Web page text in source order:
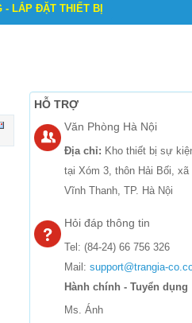
- LẮP ĐẶT THIẾT BỊ
HỖ TRỢ
Văn Phòng Hà Nội
Địa chỉ: Kho thiết bị sự
tại Xóm 3, thôn Hải Bối, xã
Vĩnh Thanh, TP. Hà Nội
Hỏi đáp thông tin
Tel: (84-24) 66 756 326
Mail: support@trangia-
Hành chính - Tuyển dụng
Ms. Ánh